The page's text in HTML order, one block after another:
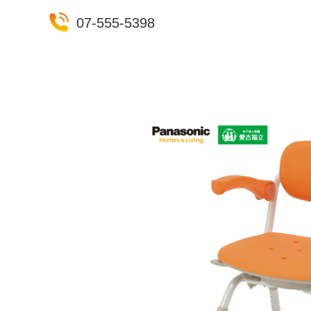
07-555-5398